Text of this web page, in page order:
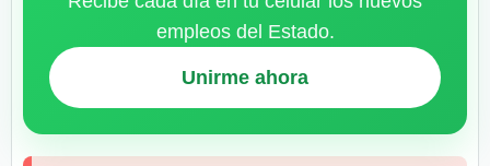
empleos del Estado.
Unirme ahora